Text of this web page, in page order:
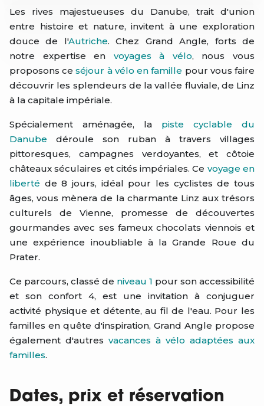
Les rives majestueuses du Danube, trait d'union
entre histoire et nature, invitent à une exploration
douce de l'Autriche. Chez Grand Angle, forts de
notre expertise en voyages à vélo, nous vous
proposons ceséjour à vélo en famille pour vous faire
découvrir les splendeurs de la vallée fluviale, de Linz
à la capitale impériale.
Spécialement aménagée, la piste cyclable du
Danube déroule son ruban à travers villages
pittoresques, campagnes verdoyantes, et côtoie
châteaux séculaires et cités impériales. Ce voyage en
liberté de 8 jours, idéal pour les cyclistes de tous
âges, vous mènera de la charmante Linz aux trésors
culturels de Vienne, promesse de découvertes
gourmandes avec ses fameux chocolats viennois et
une expérience inoubliable à la Grande Roue du
Prater.
Ce parcours, classé de niveau 1 pour son accessibilité
et son confort 4, est une invitation à conjuguer
activité physique et détente, au fil de l'eau. Pour les
familles en quête d'inspiration, Grand Angle propose
également d'autres vacances à vélo adaptées aux
familles.
Dates, prix et réservation